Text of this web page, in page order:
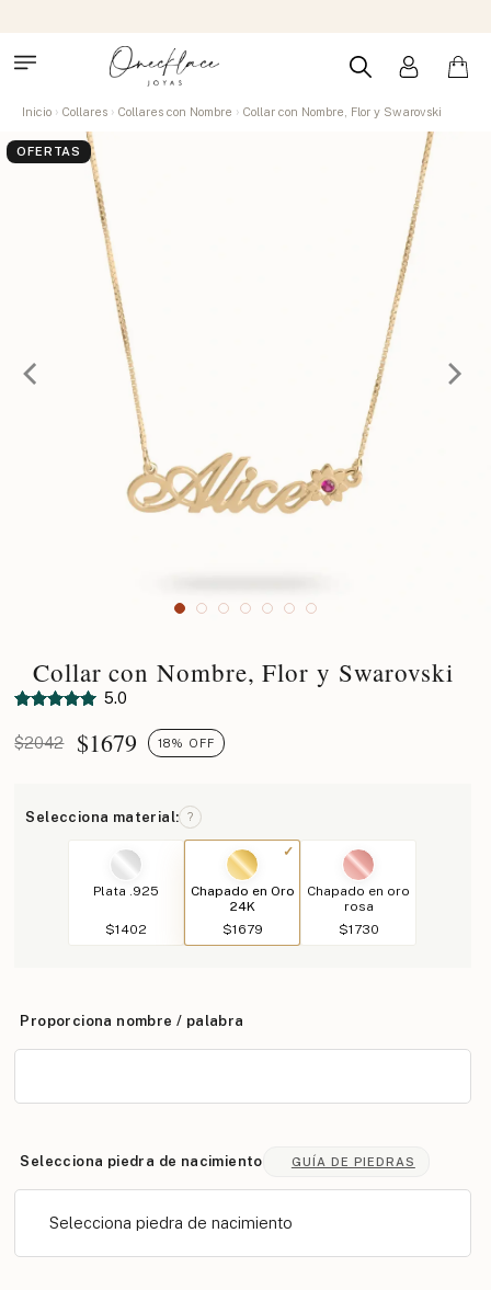
Inicio Collares Collares con Nombre Collar con Nombre, Flor y Swarovski
OFERTAS
Collar con Nombre, Flor y Swarovski
5.0
$2042 $1679 18% OFF
Selecciona material: ?
Plata .925
$1402
Chapado en Oro
24K
$1679
Chapado en oro
rosa
$1730
Proporciona nombre / palabra
Selecciona piedra de nacimiento GUÍA DE PIEDRAS
Selecciona piedra de nacimiento